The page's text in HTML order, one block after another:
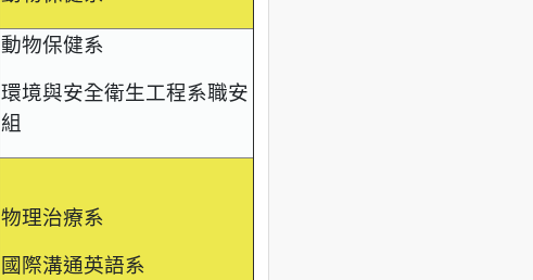
動物保健系
環境與安全衛生工程系職安
組
物理治療系
國際溝通英語系